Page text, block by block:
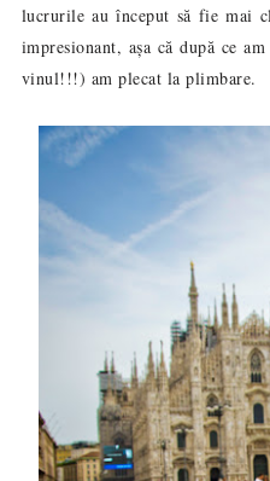
lucrurile au început să fie mai
impresionant, așa că după ce
vinul!!!) am plecat la plimbare.